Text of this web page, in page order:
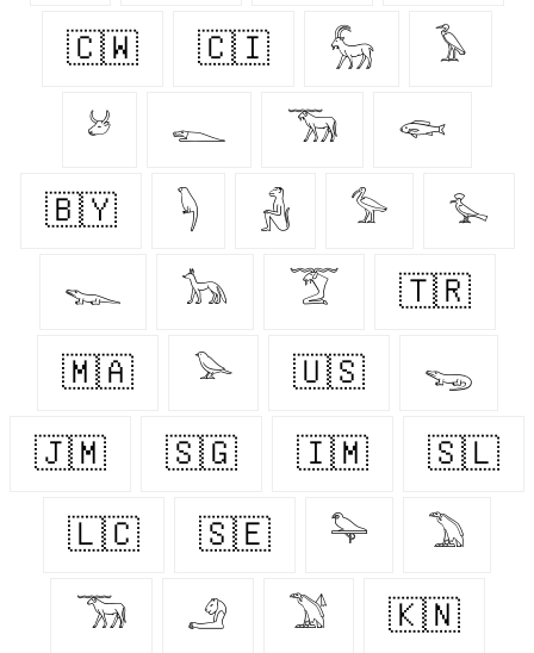
🇨🇼 🇨🇮 𓃵 𓅥
𓃾 𓆍 𓃝 𓆟
🇧🇾 𓆐 𓃻 𓅞 𓅙
𓆊 𓃥 𓄆 🇹🇷
🇲🇦 𓅪 🇺🇸 𓆌
🇯🇲 🇸🇬 🇮🇲 🇸🇱
🇱🇨 🇸🇪 𓅍 𓅐
𓃞 𓄂 𓅑 🇰🇳